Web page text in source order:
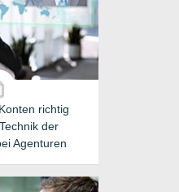
richtig
der
Agenturen